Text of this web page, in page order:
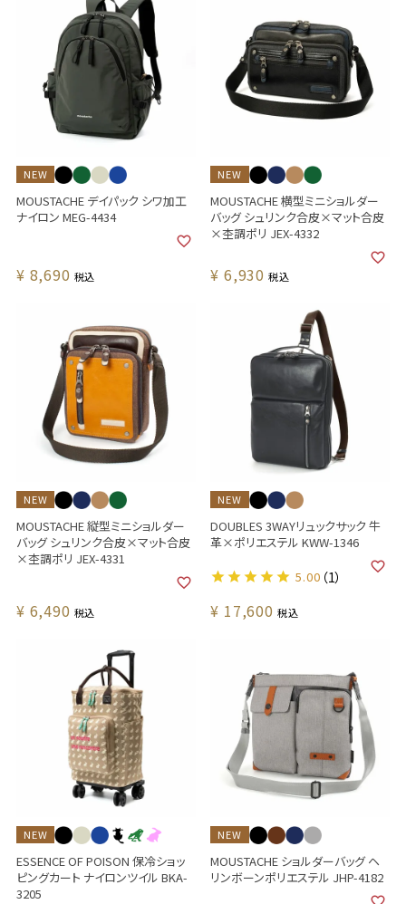
NEW
MOUSTACHE デイパック シワ加工
ナイロン MEG-4434
¥ 8,690 税込
NEW
MOUSTACHE 横型ミニショルダー
バッグ シュリンク合皮×マット合皮
×杢調ポリ JEX-4332
¥ 6,930 税込
NEW
MOUSTACHE 縦型ミニショルダー
バッグ シュリンク合皮×マット合皮
×杢調ポリ JEX-4331
¥ 6,490 税込
NEW
DOUBLES 3WAYリュックサック 牛
革×ポリエステル KWW-1346
¥ 17,600 税込
5.00 （1）
NEW
ESSENCE OF POISON 保冷ショッ
ピングカート ナイロンツイル BKA-
3205
NEW
MOUSTACHE ショルダーバッグ ヘ
リンボーンポリエステル JHP-4182